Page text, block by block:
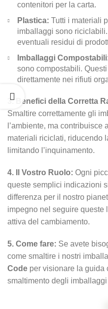
contenitori per la carta.
Plastica: Tutti i materiali
imballaggi sono
eventuali residui di
Imballaggi
sono compostabili.
direttamente nei rifiuti
3. Benefici della Corretta
Smaltire correttamente gli
l’ambiente, ma
materiali riciclati, riducendo
limitando l’inquinamento.
4. Il Vostro Ruolo: Ogni
queste semplici indicazioni
differenza per il nostro
impegno nel seguire queste
attiva del cambiamento.
5. Come fare: Se avete
come smaltire i nostri
Code per visionare la guida
smaltimento degli